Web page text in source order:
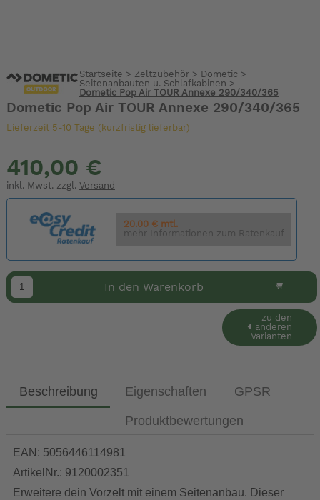
Startseite > Zeltzubehör> Dometic>
Seitenanbauten u. Schlafkabinen >
Dometic Pop Air TOUR Annexe 290/340/365
Dometic Pop Air TOUR Annexe 290/340/365
Lieferzeit 5-10 Tage (kurzfristig lieferbar)
410,00 €
inkl. Mwst. zzgl. Versand
20.00 € mtl.
mehr Informationen zum Ratenkauf
In den Warenkorb
zu den
anderen
Varianten
Beschreibung Eigenschaften GPSR
Produktbewertungen
EAN: 5056446114981
ArtikelNr.: 9120002351
Erweitere dein Vorzelt mit einem Seitenanbau. Dieser